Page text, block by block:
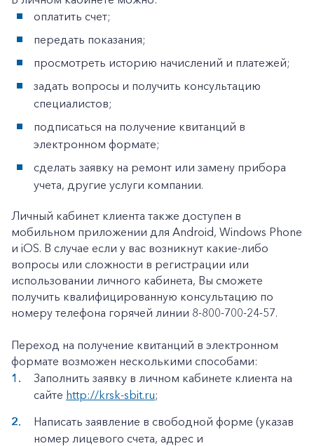
+7-800-700-24-57
Заказать обратный звонок
Частным клиентам
Корпоративным клиентам
оплатить счет;
передать показания;
просмотреть историю начислений и платежей;
задать вопросы и получить консультацию
специалистов;
подписаться на получение квитанций в
электронном формате;
сделать заявку на ремонт или замену прибора
учета, другие услуги компании.
Личный кабинет клиента также доступен в
мобильном приложении для Android, Windows Phone
и iOS. В случае если у вас возникнут какие-либо
вопросы или сложности в регистрации или
использовании личного кабинета, Вы сможете
получить квалифицированную консультацию по
номеру телефона горячей линии 8-800-700-24-57.
Переход на получение квитанций в электронном
формате возможен несколькими способами:
Заполнить заявку в личном кабинете клиента на
сайте http://krsk-sbit.ru;
Написать заявление в свободной форме (указав
номер лицевого счета, адрес и